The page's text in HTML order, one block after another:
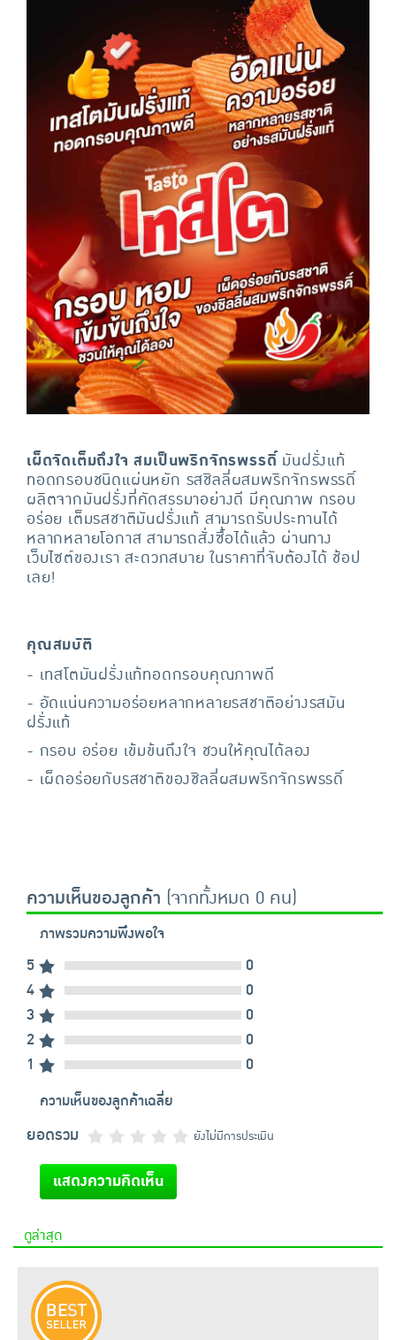
เผ็ดจัดเต็มถึงใจ สมเป็นพริกจักรพรรดิ์ มันฝรั่งแท้
ทอดกรอบชนิดแผ่นหยัก รสชิลลี่ผสมพริกจักรพรรดิ์
ผลิตจากมันฝรั่งที่คัดสรรมาอย่างดี มีคุณภาพ กรอบ
อร่อย เต็มรสชาติมันฝรั่งแท้ สามารถรับประทานได้
หลากหลายโอกาส สามารถสั่งซื้อได้แล้ว ผ่านทาง
เว็บไซต์ของเรา สะดวกสบาย ในราคาที่จับต้องได้ ช้อป
เลย!
คุณสมบัติ
- เทสโตมันฝรั่งแท้ทอดกรอบคุณภาพดี
- อัดแน่นความอร่อยหลากหลายรสชาติอย่างรสมัน
ฝรั่งแท้
- กรอบ อร่อย เข้มข้นถึงใจ ชวนให้คุณได้ลอง
- เผ็ดอร่อยกับรสชาติของชิลลี่ผสมพริกจักรพรรดิ์
ความเห็นของลูกค้า (จากทั้งหมด 0 คน)
ภาพรวมความพึงพอใจ
5
0
4
0
3
0
2
0
1
0
ความเห็นของลูกค้าเฉลี่ย
ยอดรวม ยังไม่มีการประเมิน
แสดงความคิดเห็น
ดูล่าสุด